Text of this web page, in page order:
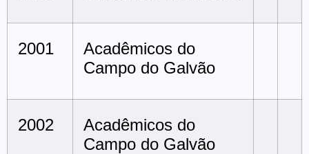
2001
Acadêmicos do
Campo do Galvão
2002
Acadêmicos do
Campo do Galvão